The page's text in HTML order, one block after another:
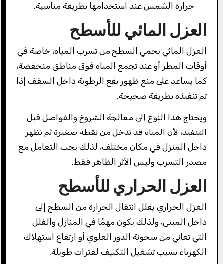
حرارة الشمس عند استخدامها بطريقة مناسبة.
العزل المائي للأسطح
العزل المائي يحمي السطح من تسرب المياه، خاصة في
أوقات المطر أو عند تجمع المياه فوق مناطق منخفضة،
كما يساعد على منع ظهور بقع الرطوبة داخل السقف إذا
تم تنفيذه بطريقة صحيحة.
ويحتاج هذا النوع إلى معالجة الشروخ والفواصل قبل
التنفيذ، لأن المياه قد تدخل من نقطة صغيرة ثم تظهر
داخل المنزل في مكان مختلف، لذلك يجب التعامل مع
مصدر التسرب وليس الأثر الظاهر فقط.
العزل الحراري للأسطح
العزل الحراري يقلل انتقال الحرارة من السطح إلى
داخل المبنى، ولذلك يكون مهمًا في المنازل والفلل
التي تعاني من سخونة الدور العلوي أو ارتفاع استهلاك
الكهرباء بسبب تشغيل التكييف لفترات طويلة.